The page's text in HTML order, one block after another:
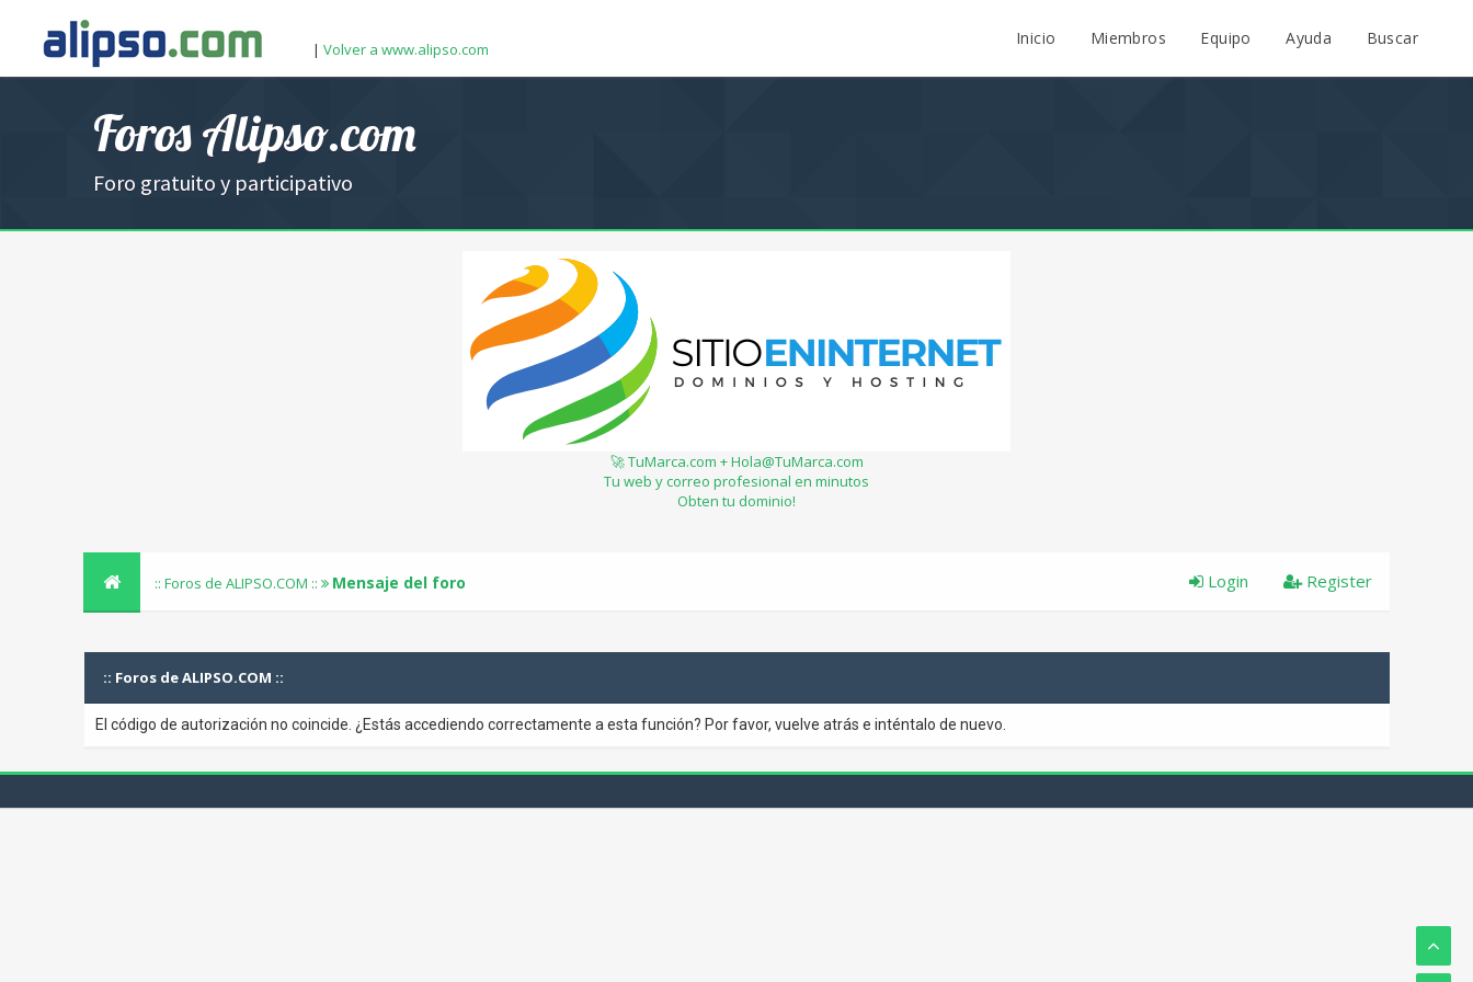
| Volver a www.alipso.com
Inicio Miembros Equipo Ayuda Buscar
Foros Alipso.com
Foro gratuito y participativo
🚀 TuMarca.com + Hola@TuMarca.com
Tu web y correo profesional en minutos
Obten tu dominio!
:: Foros de ALIPSO.COM :: Mensaje del foro Register
Login
:: Foros de ALIPSO.COM ::
El código de autorización no coincide. ¿Estás accediendo correctamente a esta función? Por favor, vuelve atrás e inténtalo de nuevo.